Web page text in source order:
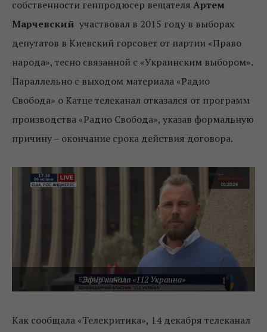
собственности генпродюсер вещателя Артем
Марчевский участвовал в 2015 году в выборах
депутатов в Киевский горсовет от партии «Право
народа», тесно связанной с «Украинским выбором».
Параллельно с выходом материала «Радио
Свобода» о Катце телеканал отказался от программ
производства «Радио Свобода», указав формальную
причину – окончание срока действия договора.
Эфир канала «112 Украина»
Как сообщала «Телекритика», 14 декабря телеканал